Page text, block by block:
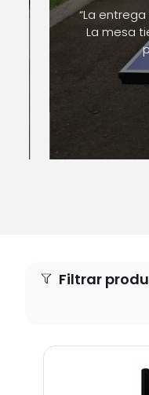
“La entrega
La mesa
Filtrar